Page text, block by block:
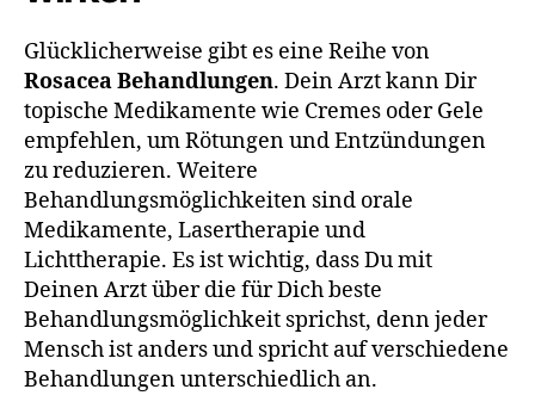
Glücklicherweise gibt es eine Reihe von
Rosacea Behandlungen. Dein Arzt kann Dir
topische Medikamente wie Cremes oder Gele
empfehlen, um Rötungen und Entzündungen
zu reduzieren. Weitere
Behandlungsmöglichkeiten sind orale
Medikamente, Lasertherapie und
Lichttherapie. Es ist wichtig, dass Du mit
Deinen Arzt über die für Dich beste
Behandlungsmöglichkeit sprichst, denn jeder
Mensch ist anders und spricht auf verschiedene
Behandlungen unterschiedlich an.